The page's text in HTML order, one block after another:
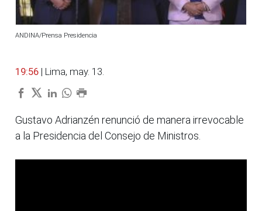
ANDINA/Prensa Presidencia
19:56 | Lima, may. 13.
Gustavo Adrianzén renunció de manera irrevocable
a la Presidencia del Consejo de Ministros.